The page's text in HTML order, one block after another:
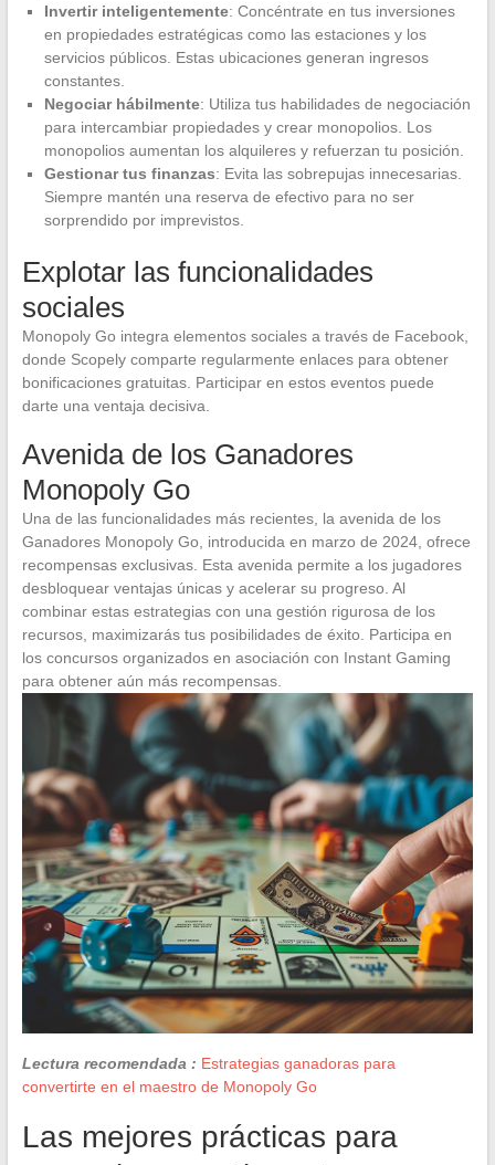
Invertir inteligentemente: Concéntrate en tus inversiones
en propiedades estratégicas como las estaciones y los
servicios públicos. Estas ubicaciones generan ingresos
constantes.
Negociar hábilmente: Utiliza tus habilidades de negociación
para intercambiar propiedades y crear monopolios. Los
monopolios aumentan los alquileres y refuerzan tu posición.
Gestionar tus finanzas: Evita las sobrepujas innecesarias.
Siempre mantén una reserva de efectivo para no ser
sorprendido por imprevistos.
Explotar las funcionalidades
sociales
Monopoly Go integra elementos sociales a través de Facebook,
donde Scopely comparte regularmente enlaces para obtener
bonificaciones gratuitas. Participar en estos eventos puede
darte una ventaja decisiva.
Avenida de los Ganadores
Monopoly Go
Una de las funcionalidades más recientes, la avenida de los
Ganadores Monopoly Go, introducida en marzo de 2024, ofrece
recompensas exclusivas. Esta avenida permite a los jugadores
desbloquear ventajas únicas y acelerar su progreso. Al
combinar estas estrategias con una gestión rigurosa de los
recursos, maximizarás tus posibilidades de éxito. Participa en
los concursos organizados en asociación con Instant Gaming
para obtener aún más recompensas.
Lectura recomendada : Estrategias ganadoras para
convertirte en el maestro de Monopoly Go
Las mejores prácticas para